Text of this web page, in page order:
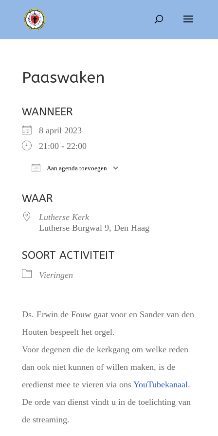
Paaswaken
WANNEER
8 april 2023
21:00 - 22:00
Aan agenda toevoegen
WAAR
Lutherse Kerk
Lutherse Burgwal 9, Den Haag
SOORT ACTIVITEIT
Vieringen
Ds. Erwin de Fouw gaat voor en Sander van den
Houten bespeelt het orgel.
Voor degenen die de kerkgang om welke reden
dan ook niet kunnen of willen maken, is de
eredienst mee te vieren via ons YouTubekanaal.
De orde van dienst vindt u in de toelichting van
de streaming.